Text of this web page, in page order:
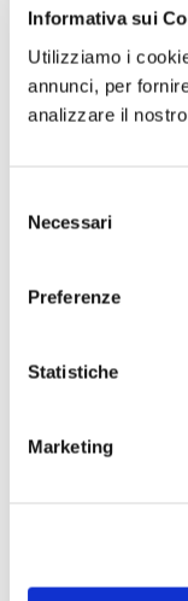
Informativa sui
Utilizziamo i
annunci, per
analizzare il
delNecessari
Preferenze
Statistiche
Marketing
Argomento:
18-21 Ottobre
Congresso
Luogo: Dubai